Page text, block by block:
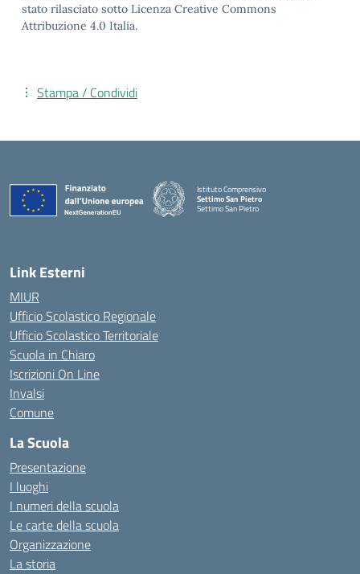
stato rilasciato sotto Licenza Creative Commons
Attribuzione 4.0 Italia.
Stampa / Condividi
Istituto Comprensivo
Settimo San Pietro
Settimo San Pietro
Link Esterni
MIUR
Ufficio Scolastico Regionale
Ufficio Scolastico Territoriale
Scuola in Chiaro
Iscrizioni On Line
Invalsi
Comune
La Scuola
Presentazione
I luoghi
I numeri della scuola
Le carte della scuola
Organizzazione
La storia